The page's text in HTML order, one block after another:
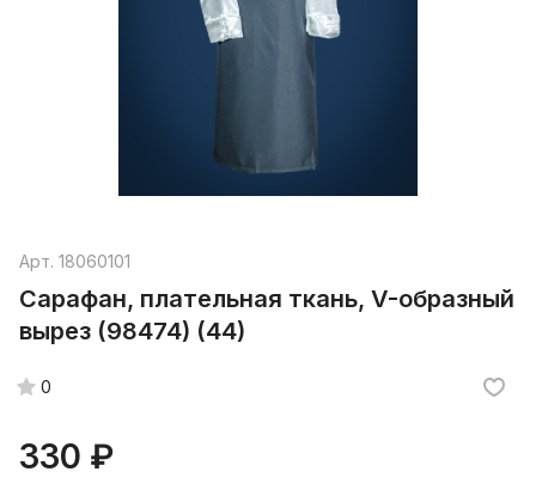
Арт. 18060101
Сарафан, плательная ткань, V-образный
вырез (98474) (44)
0
330 ₽